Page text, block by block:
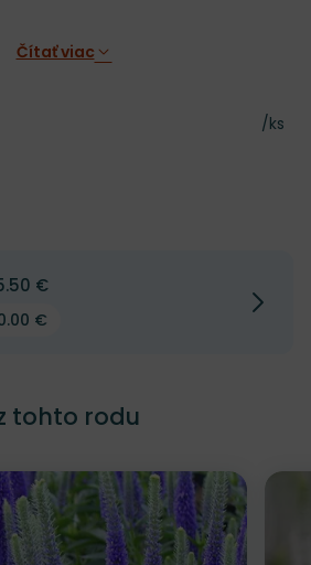
Čítať viac
Cena
/ks
€
€
tohto rodu